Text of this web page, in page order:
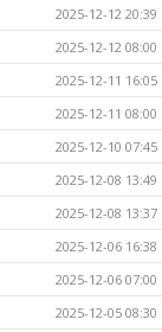
2025-12-12 20:39
2025-12-12 08:00
2025-12-11 16:05
2025-12-11 08:00
2025-12-10 07:45
2025-12-08 13:49
2025-12-08 13:37
2025-12-06 16:38
2025-12-06 07:00
2025-12-05 08:30